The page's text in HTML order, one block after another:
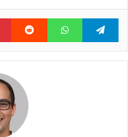
Pinterest Reddit WhatsApp